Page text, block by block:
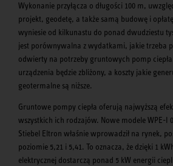
Wykonanie przyłącza o długości 100 m,
projekt, geodetę, a także samą budowę i
wyniesie od kilkunastu do ponad dwudziestu
jest porównywalna z wydatkami, jakie trzeba
odwierty na potrzeby gruntowych pomp
urządzenia będzie zbliżony, a koszty jakie
geotermalne są niższe.
Gruntowe pompy ciepła oferują najwyższą
wszystkich ich rodzajów. Nowe modele WPE-I
Stiebel Eltron właśnie wprowadził na rynek,
poziomie 5,21 i 5,41. To oznacza, że dzięki 1
elektrycznej dostarczą ponad 5 kW energii